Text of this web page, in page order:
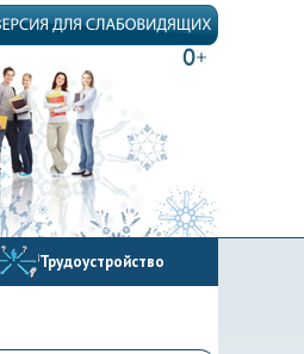
Трудоустройство